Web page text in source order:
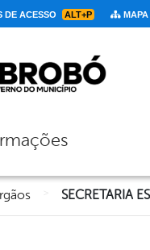
DE ACESSO ALT+P
SECRETARIA